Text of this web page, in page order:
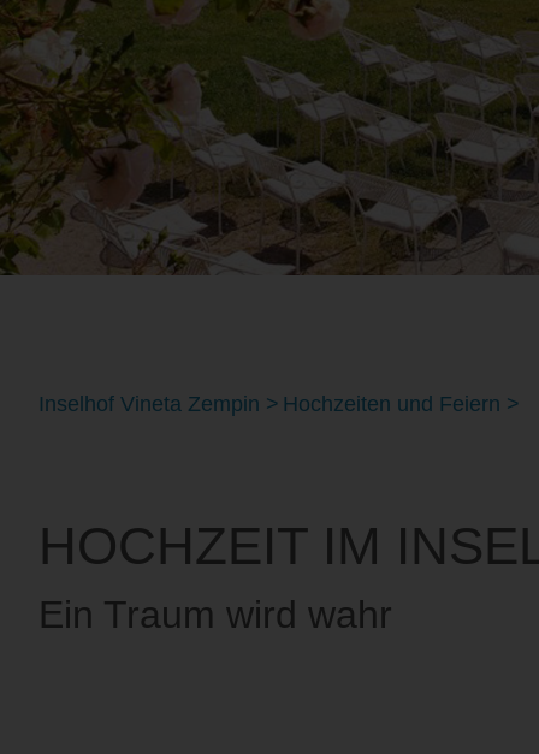
Inselhof Vineta Zempin Hochzeiten und Feiern
HOCHZEIT IM
Ein Traum wird wahr